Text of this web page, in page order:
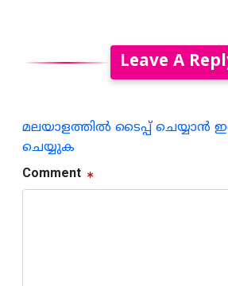
Leave A
മലയാളത്തില്‍ ടൈപ്പ് ചെയ്യാന്‍
ചെയ്യുക
Comment